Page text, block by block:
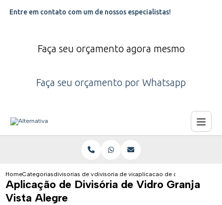
Entre em contato com um de nossos especialistas!
Faça seu orçamento agora mesmo
Faça seu orçamento por Whatsapp
HomeCategoriasdivisorias de vidrodivisoria de vidro para clinica
aplicacao de divisoria de
Aplicação de Divisória de Vidro Granja
Vista Alegre